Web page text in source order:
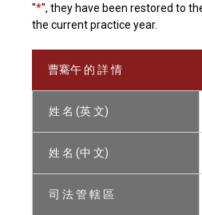
"*", they have been restored to
the current practice year.
曹騫午 的 詳 情
姓 名 (英 文)
姓 名 (中 文)
司 法 管 轄 區